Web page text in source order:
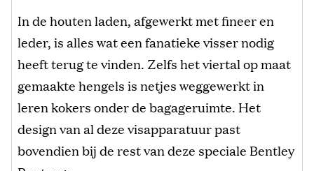
In de houten laden, afgewerkt met fineer en
leder, is alles wat een fanatieke visser nodig
heeft terug te vinden. Zelfs het viertal op maat
gemaakte hengels is netjes weggewerkt in
leren kokers onder de bagageruimte. Het
design van al deze visapparatuur past
bovendien bij de rest van deze speciale Bentley